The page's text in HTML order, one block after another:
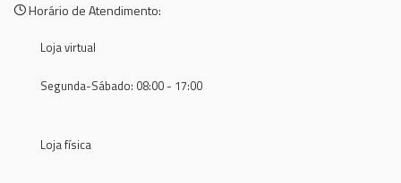
Horário de Atendimento:
Loja virtual
Segunda-Sábado: 08:00 - 17:00
Loja física